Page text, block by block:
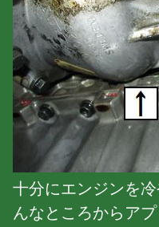
十分にエンジンを
んなところからア